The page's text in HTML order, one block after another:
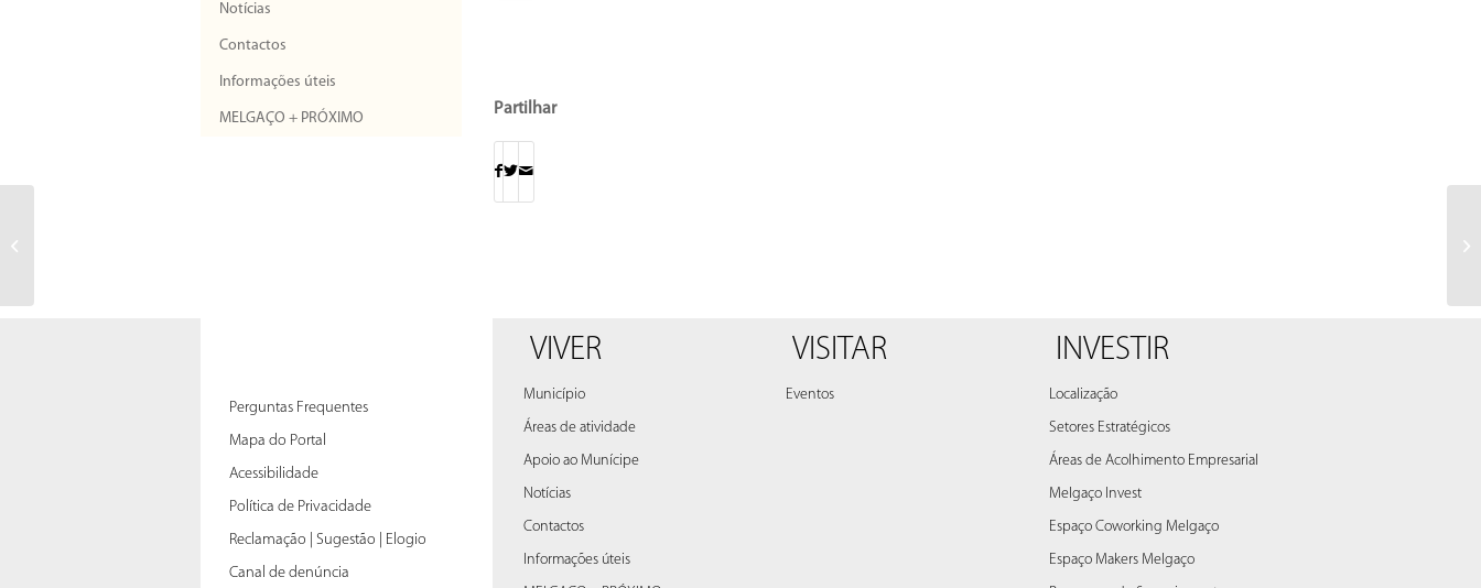
Partilhar
Notícias
Contactos
Informações úteis
MELGAÇO + PRÓXIMO
Perguntas Frequentes
Mapa do Portal
Acessibilidade
Política de Privacidade
Reclamação | Sugestão | Elogio
Canal de denúncia
VIVER
Município
Áreas de atividade
Apoio ao Munícipe
Notícias
Contactos
Informações úteis
VISITAR
Eventos
INVESTIR
Localização
Setores Estratégicos
Áreas de Acolhimento Empresarial
Melgaço Invest
Espaço Coworking Melgaço
Espaço Makers Melgaço